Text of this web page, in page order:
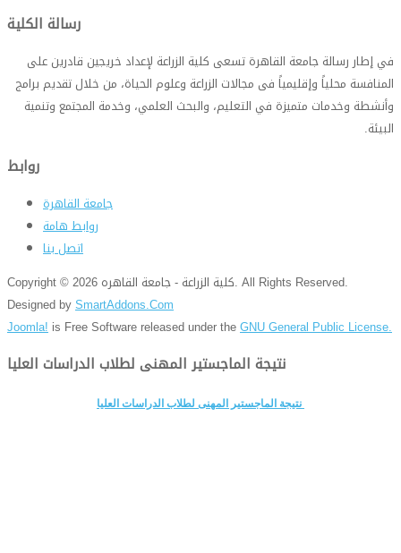
في إطار رسالة جامعة القاهرة تسعى كلية الزراعة لإعداد خريجين قادرين على
المنافسة محلياً وإقليمياً فى مجالات الزراعة وعلوم الحياة، من خلال تقديم برامج
وأنشطة وخدمات متميزة في التعليم، والبحث العلمي، وخدمة المجتمع وتنمية
البيئة.
روابط
جامعة القاهرة
روابط هامة
اتصل بنا
Copyright © 2026 كلية الزراعة - جامعة القاهره. All Rights Reserved.
Designed bySmartAddons.Com
Joomla! is Free Software released under theGNU General Public License.
نتيجة الماجستير المهنى لطلاب الدراسات العليا